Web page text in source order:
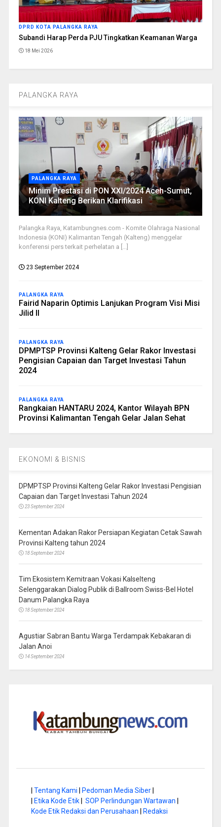
DPRD KOTA PALANGKA RAYA
Subandi Harap Perda PJU Tingkatkan Keamanan Warga
18 Mei 2026
PALANGKA RAYA
PALANGKA RAYA
Minim Prestasi di PON XXI/2024 Aceh-Sumut,
KONI Kalteng Berikan Klarifikasi
Palangka Raya, Katambungnes.com - Komite Olahraga Nasional
Indonesia (KONI) Kalimantan Tengah (Kalteng) menggelar
konferensi pers terkait perhelatan a [...]
23 September 2024
PALANGKA RAYA
Fairid Naparin Optimis Lanjukan Program Visi Misi
Jilid II
PALANGKA RAYA
DPMPTSP Provinsi Kalteng Gelar Rakor Investasi
Pengisian Capaian dan Target Investasi Tahun
2024
PALANGKA RAYA
Rangkaian HANTARU 2024, Kantor Wilayah BPN
Provinsi Kalimantan Tengah Gelar Jalan Sehat
EKONOMI & BISNIS
DPMPTSP Provinsi Kalteng Gelar Rakor Investasi Pengisian
Capaian dan Target Investasi Tahun 2024
23 September 2024
Kementan Adakan Rakor Persiapan Kegiatan Cetak Sawah
Provinsi Kalteng tahun 2024
18 September 2024
Tim Ekosistem Kemitraan Vokasi Kalselteng
Selenggarakan Dialog Publik di Ballroom Swiss-Bel Hotel
Danum Palangka Raya
18 September 2024
Agustiar Sabran Bantu Warga Terdampak Kebakaran di
Jalan Anoi
14 September 2024
Tentang Kami Pedoman Media Siber|
Etika Kode Etik| SOP Perlindungan Wartawan
Kode Etik Redaksi dan Perusahaan
Redaksi